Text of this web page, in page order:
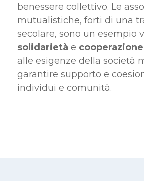
benessere collettivo. Le
mutualistiche, forti di una
secolare, sono un esempio
solidarietà e cooperazione
alle esigenze della società
garantire supporto e
individui e comunità.